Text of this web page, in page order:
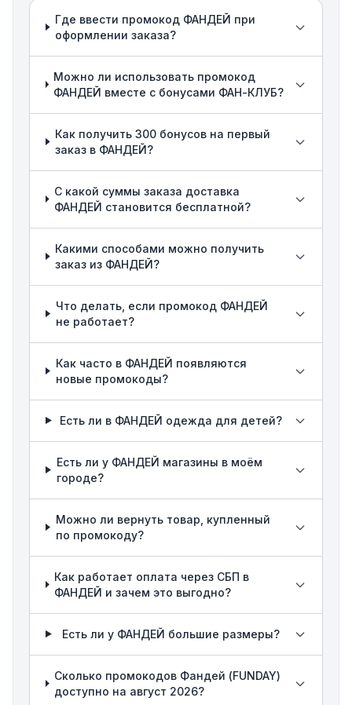
Где ввести промокод ФАНДЕЙ при
оформлении заказа?
Можно ли использовать промокод
ФАНДЕЙ вместе с бонусами ФАН-КЛУБ?
Как получить 300 бонусов на первый
заказ в ФАНДЕЙ?
С какой суммы заказа доставка
ФАНДЕЙ становится бесплатной?
Какими способами можно получить
заказ из ФАНДЕЙ?
Что делать, если промокод ФАНДЕЙ
не работает?
Как часто в ФАНДЕЙ появляются
новые промокоды?
Есть ли в ФАНДЕЙ одежда для детей?
Есть ли у ФАНДЕЙ магазины в моём
городе?
Можно ли вернуть товар, купленный
по промокоду?
Как работает оплата через СБП в
ФАНДЕЙ и зачем это выгодно?
Есть ли у ФАНДЕЙ большие размеры?
Сколько промокодов Фандей (FUNDAY)
доступно на август 2026?